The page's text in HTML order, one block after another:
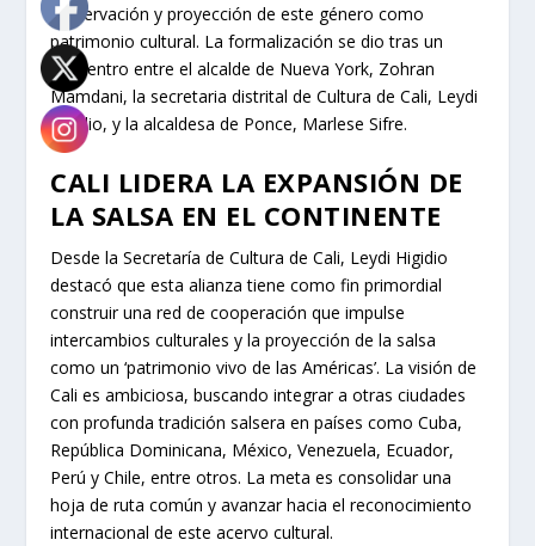
preservación y proyección de este género como
patrimonio cultural. La formalización se dio tras un
encuentro entre el alcalde de Nueva York, Zohran
Mamdani, la secretaria distrital de Cultura de Cali, Leydi
Higidio, y la alcaldesa de Ponce, Marlese Sifre.
CALI LIDERA LA EXPANSIÓN DE
LA SALSA EN EL CONTINENTE
Desde la Secretaría de Cultura de Cali, Leydi Higidio
destacó que esta alianza tiene como fin primordial
construir una red de cooperación que impulse
intercambios culturales y la proyección de la salsa
como un ‘patrimonio vivo de las Américas’. La visión de
Cali es ambiciosa, buscando integrar a otras ciudades
con profunda tradición salsera en países como Cuba,
República Dominicana, México, Venezuela, Ecuador,
Perú y Chile, entre otros. La meta es consolidar una
hoja de ruta común y avanzar hacia el reconocimiento
internacional de este acervo cultural.